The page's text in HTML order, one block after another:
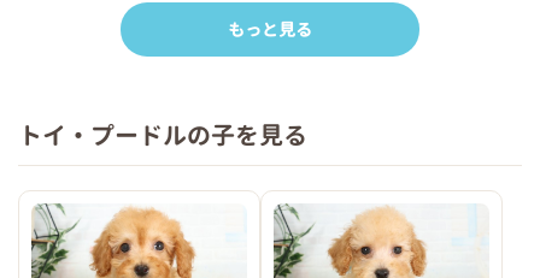
もっと見る
トイ・プードルの子を見る